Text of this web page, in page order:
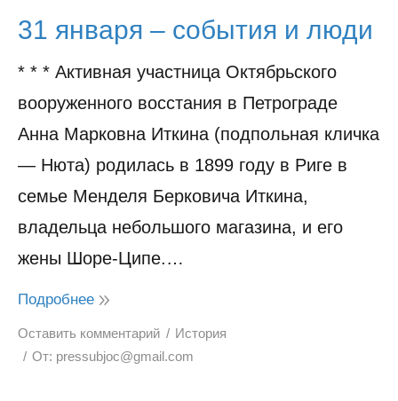
31 января – события и люди
* * * Активная участница Октябрьского
вооруженного восстания в Петрограде
Анна Марковна Иткина (подпольная кличка
— Нюта) родилась в 1899 году в Риге в
семье Менделя Берковича Иткина,
владельца небольшого магазина, и его
жены Шоре-Ципе.…
Подробнее
Оставить комментарий
История
От: pressubjoc@gmail.com